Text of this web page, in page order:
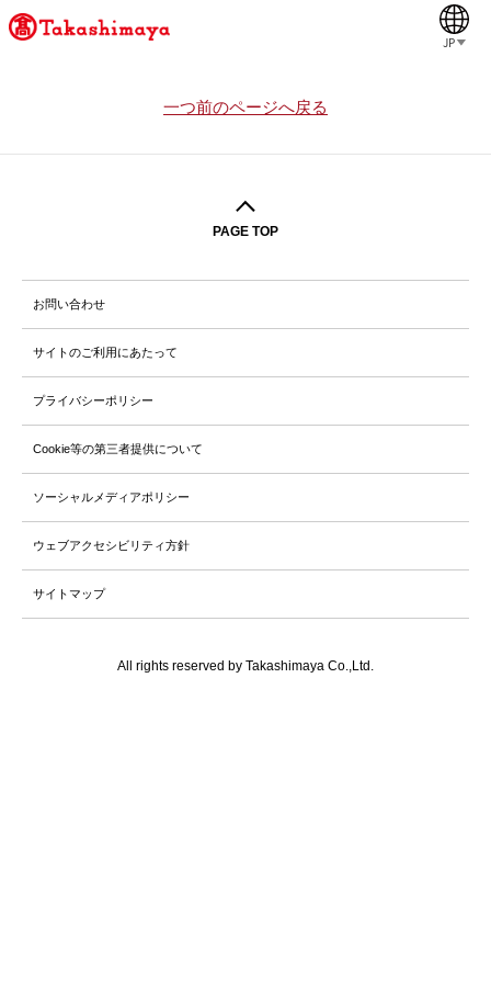
JP
一つ前のページへ戻る
PAGE TOP
お問い合わせ
サイトのご利用にあたって
プライバシーポリシー
Cookie等の第三者提供について
ソーシャルメディアポリシー
ウェブアクセシビリティ方針
サイトマップ
All rights reserved by Takashimaya Co.,Ltd.